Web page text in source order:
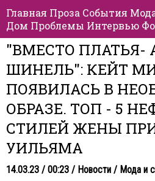
Главная Проза События
Дом Проблемы Интервью
"ВМЕСТО ПЛАТЬЯ-
ШИНЕЛЬ": КЕЙТ
ПОЯВИЛАСЬ В
ОБРАЗЕ. ТОП - 5
СТИЛЕЙ ЖЕНЫ
УИЛЬЯМА
14.03.23 / 00:23 / Новости / Мода и